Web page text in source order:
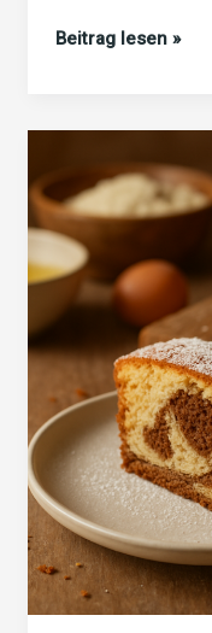
Kochideen
Rezepte
&
Küchenideen
Beitrag lesen »